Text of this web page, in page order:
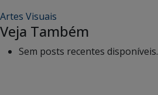
Artes Visuais
Veja Também
Sem posts recentes disponíveis.